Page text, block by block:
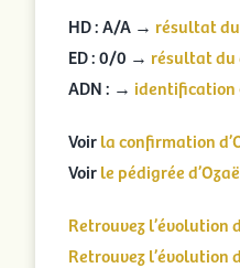
HD : A/A → résultat du
ED : 0/0 → résultat du
ADN : → identification
Voirla confirmation
Voirle pédigrée
Retrouvez l’évolution
Retrouvez l’évolution